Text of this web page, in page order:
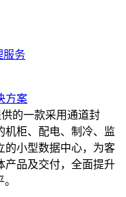
服务
方案
的一款采用通道封
机柜、配电、制冷、监
的小型数据中心，为客
产品及交付，全面提升